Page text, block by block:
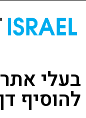
בעלי
להוסיף